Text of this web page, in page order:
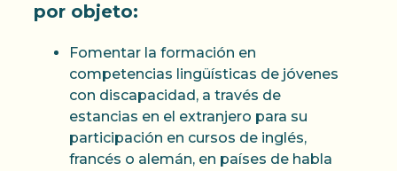
por objeto:
Fomentar la formación en
competencias lingüísticas de jóvenes
con discapacidad, a través de
estancias en el extranjero para su
participación en cursos de inglés,
francés o alemán, en países de habla